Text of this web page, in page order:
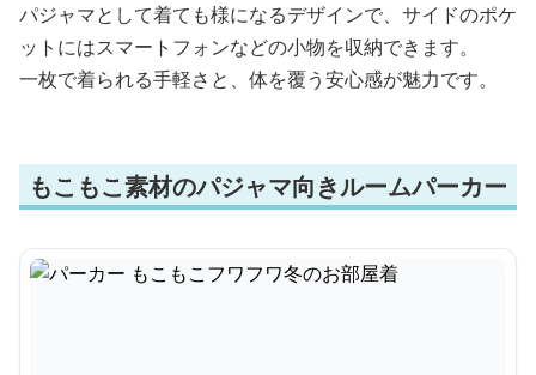
パジャマとして着ても様になるデザインで、サイドのポケ
ットにはスマートフォンなどの小物を収納できます。
一枚で着られる手軽さと、体を覆う安心感が魅力です。
もこもこ素材のパジャマ向きルームパーカー